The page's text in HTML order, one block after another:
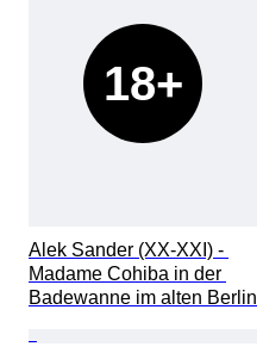
18+
Alek Sander (XX-XXI) -
Madame Cohiba in der
Badewanne im alten Berlin